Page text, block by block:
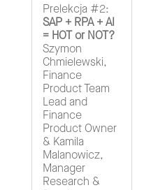
Prelekcja #2:
SAP + RPA + AI
= HOT or NOT?
Szymon
Chmielewski,
Finance
Product Team
Lead and
Finance
Product Owner
& Kamila
Malanowicz,
Manager
Research &